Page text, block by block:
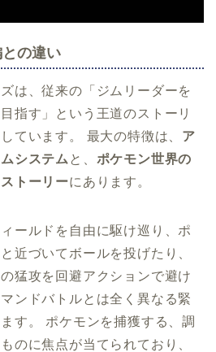
の違い
は、従来の「ジムリーダーを
指す」という王道のストーリ
ています。 最大の特徴は、 ア
システム と、 ポケモン世界の
トーリーにあります。
ールドを自由に駆け巡り、ポ
近づいてボールを投げたり、
猛攻を回避アクションで避け
ンドバトルとは全く異なる緊
す。 ポケモンを捕獲する、調
のに焦点が当てられており、